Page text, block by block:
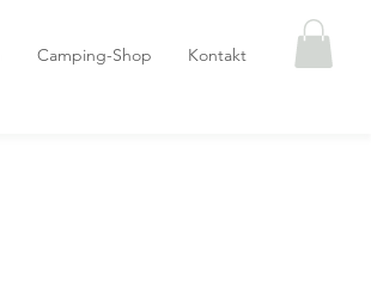
Camping-Shop Kontakt